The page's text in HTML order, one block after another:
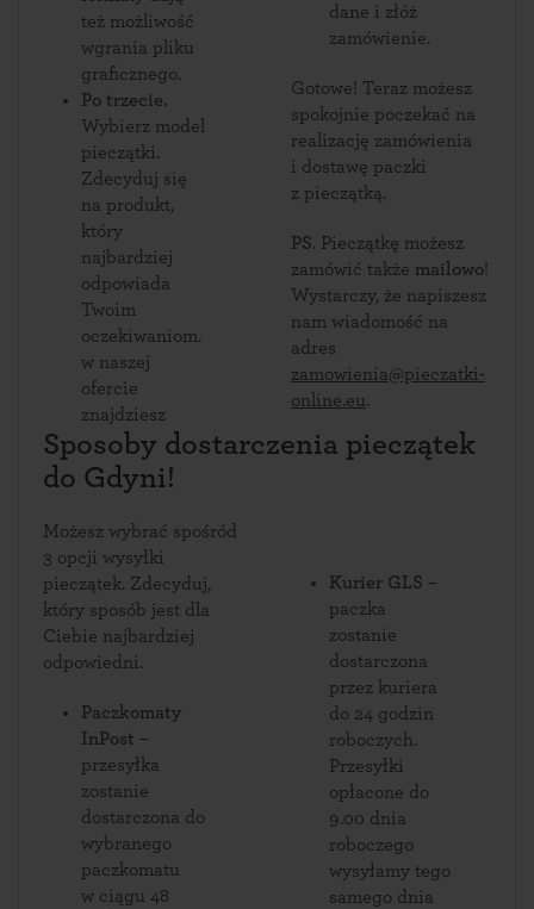
też możliwość
wgrania pliku
graficznego.
Po trzecie.
Wybierz model
pieczątki.
Zdecyduj się
na produkt,
który
najbardziej
odpowiada
Twoim
oczekiwaniom.
w naszej
ofercie
znajdziesz
dane i złóż
zamówienie.
Gotowe! Teraz możesz
spokojnie poczekać na
realizację zamówienia
i dostawę paczki
z pieczątką.
PS. Pieczątkę możesz
zamówić także mailowo!
Wystarczy, że napiszesz
nam wiadomość na
adres
zamowienia@pieczatki-
online.eu.
Sposoby dostarczenia pieczątek
do Gdyni!
Możesz wybrać spośród
3 opcji wysyłki
pieczątek. Zdecyduj,
który sposób jest dla
Ciebie najbardziej
odpowiedni.
Paczkomaty
InPost –
przesyłka
zostanie
dostarczona do
wybranego
paczkomatu
w ciągu 48
Kurier GLS –
paczka
zostanie
dostarczona
przez kuriera
do 24 godzin
roboczych.
Przesyłki
opłacone do
9.00 dnia
roboczego
wysyłamy tego
samego dnia